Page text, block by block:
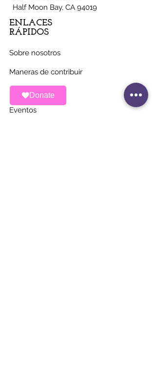
Donate
Half Moon Bay, CA 94019
ENLACES
RÁPIDOS
Sobre nosotros
Maneras de contribuir
Noticias
Eventos